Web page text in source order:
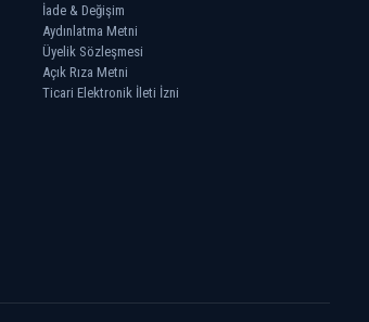
İade & Değişim
Aydınlatma Metni
Üyelik Sözleşmesi
Açık Rıza Metni
Ticari Elektronik İleti İzni